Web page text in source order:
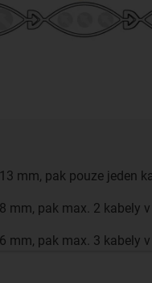
mm, pak pouze jeden
mm, pak max. 2 kabely
mm, pak max. 3 kabely